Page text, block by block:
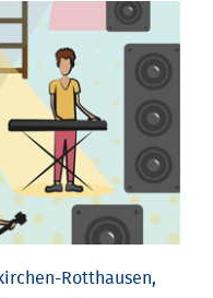
Rotthausen,